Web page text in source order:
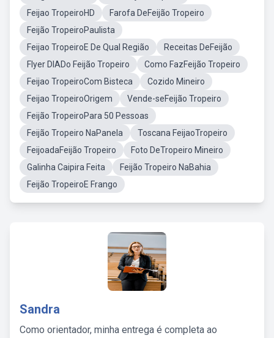
Feijao TropeiroHD
Farofa DeFeijão Tropeiro
Feijão TropeiroPaulista
Feijao TropeiroE De Qual Região
Receitas DeFeijão
Flyer DIADo Feijão Tropeiro
Como FazFeijão Tropeiro
Feijao TropeiroCom Bisteca
Cozido Mineiro
Feijao TropeiroOrigem
Vende-seFeijão Tropeiro
Feijão TropeiroPara 50 Pessoas
Feijão Tropeiro NaPanela
Toscana FeijaoTropeiro
FeijoadaFeijão Tropeiro
Foto DeTropeiro Mineiro
Galinha Caipira Feita
Feijão Tropeiro NaBahia
Feijão TropeiroE Frango
Sandra
Como orientador, minha entrega é completa ao